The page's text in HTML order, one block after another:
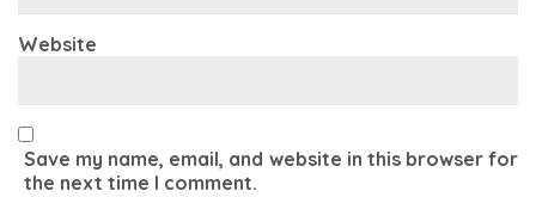
Website
Save my name, email, and website in this browser for
the next time I comment.